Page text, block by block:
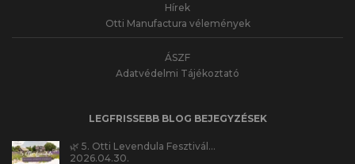
Hírek
Otti Manufactura vélemények
ÁSZF
Adatvédelmi Tájékoztató
LEGFRISSEBB BLOG BEJEGYZÉSEK
🌿 5. Otti Levendula Fesztivál…
2026.04.30.